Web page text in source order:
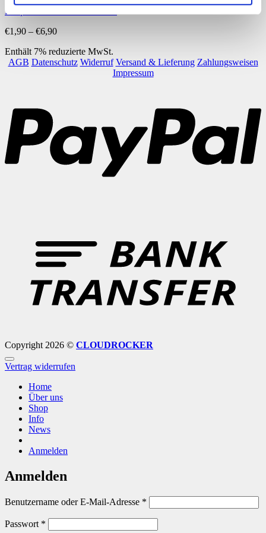
Raupe zeichnen in 8 Schritten
€1,90 – €6,90Preisspanne:
bis
€6,90
Enthält 7% reduzierte MwSt.
AGB Datenschutz Widerruf Versand & Lieferung Zahlungsweisen
Impressum
Copyright 2026 © CLOUDROCKER
Vertrag widerrufen
Home
Über uns
Shop
Info
News
Anmelden
Anmelden
Benutzername oder E-Mail-Adresse *
Passwort *